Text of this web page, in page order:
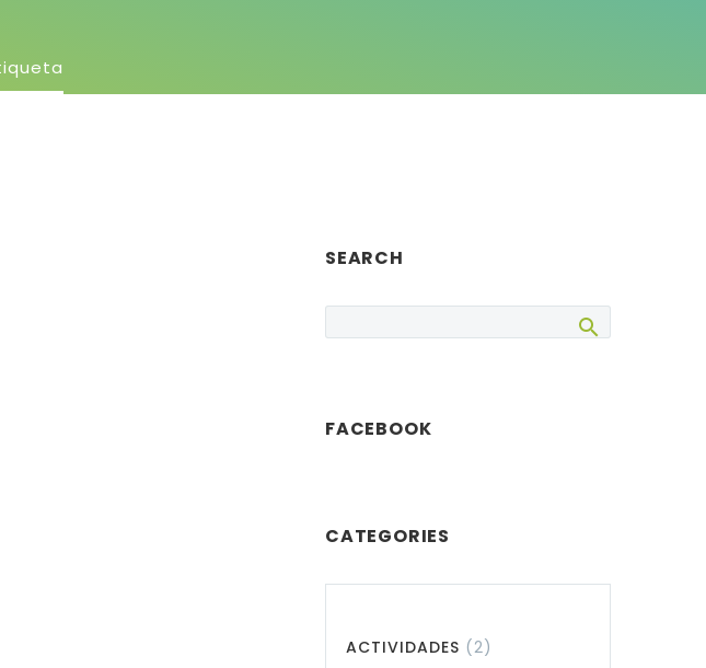
SEARCH
FACEBOOK
CATEGORIES
ACTIVIDADES (2)